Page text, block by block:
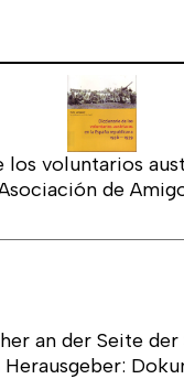
los voluntarios
de
an der Seite